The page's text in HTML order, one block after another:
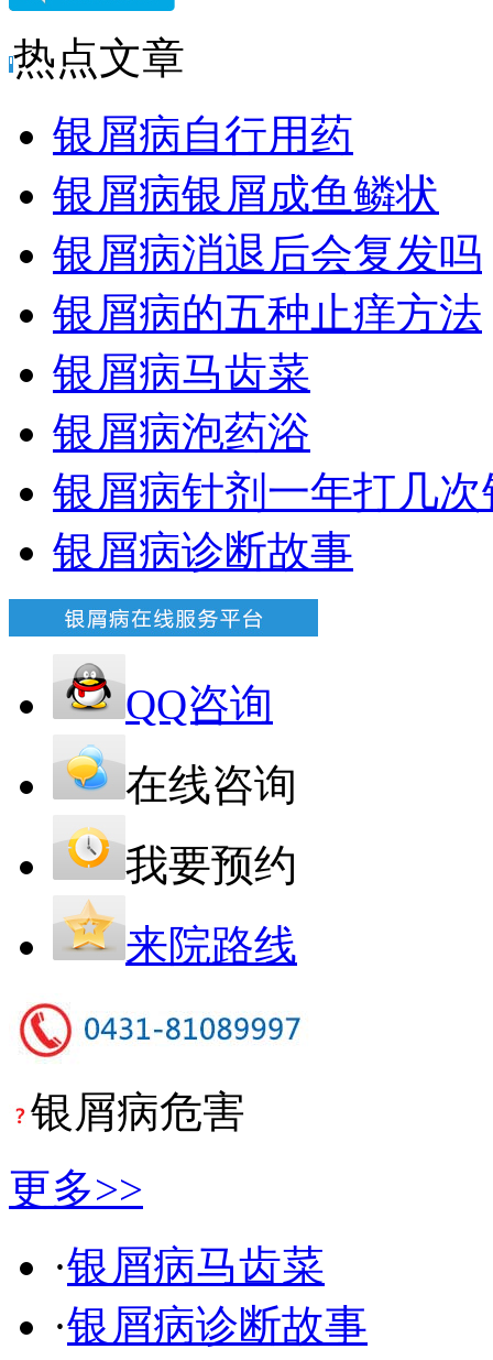
热点文章
银屑病自行用药
银屑病银屑成鱼鳞状
银屑病消退后会复发吗
银屑病的五种止痒方法
银屑病马齿菜
银屑病泡药浴
银屑病针剂一年打几次
银屑病诊断故事
QQ咨询
在线咨询
我要预约
来院路线
银屑病危害
更多>>
·银屑病马齿菜
·银屑病诊断故事